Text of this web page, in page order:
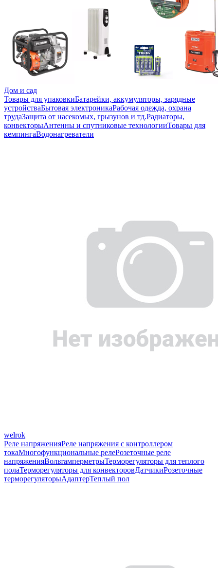
Дом и сад
Товары для упаковкиБатарейки, аккумуляторы, зарядные
устройстваБытовая электроникаРабочая одежда, охрана
трудаЗащита от насекомых, грызунов и тд.Радиаторы,
конвекторыАнтенны и спутниковые технологииТовары для
кемпингаВодонагреватели
welrok
Реле напряженияРеле напряжения с контроллером
токаМногофункциональные релеРозеточные реле
напряженияВольтамперметрыТерморегуляторы для теплого
полаТерморегуляторы для конвекторовДатчикиРозеточные
терморегуляторыАдаптерТеплый пол